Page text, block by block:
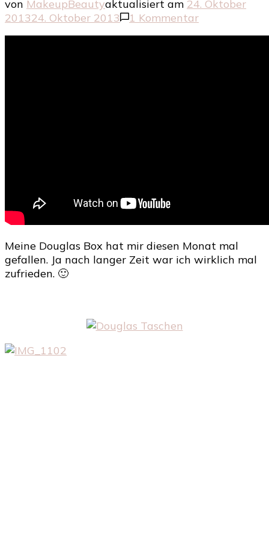
von MakeupBeautyaktualisiert am 24. Oktober
201324. Oktober 2013 1 Kommentarzu
Meine Douglas Box hat mir diesen Monat mal
gefallen. Ja nach langer Zeit war ich wirklich mal
zufrieden. 🙂